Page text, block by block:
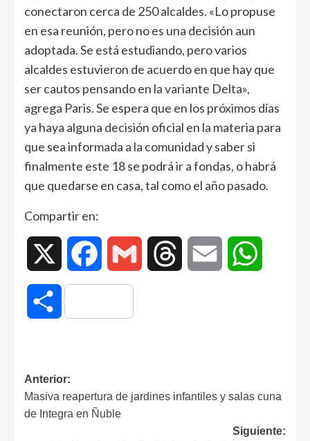
conectaron cerca de 250 alcaldes. «Lo propuse
en esa reunión, pero no es una decisión aun
adoptada. Se está estudiando, pero varios
alcaldes estuvieron de acuerdo en que hay que
ser cautos pensando en la variante Delta»,
agrega Paris. Se espera que en los próximos días
ya haya alguna decisión oficial en la materia para
que sea informada a la comunidad y saber si
finalmente este 18 se podrá ir a fondas, o habrá
que quedarse en casa, tal como el año pasado.
Compartir en:
Facebook Gmail Threads Email
Compartir
Anterior:
Masiva reapertura de jardines infantiles y salas cuna
de Integra en Ñuble
Siguiente: